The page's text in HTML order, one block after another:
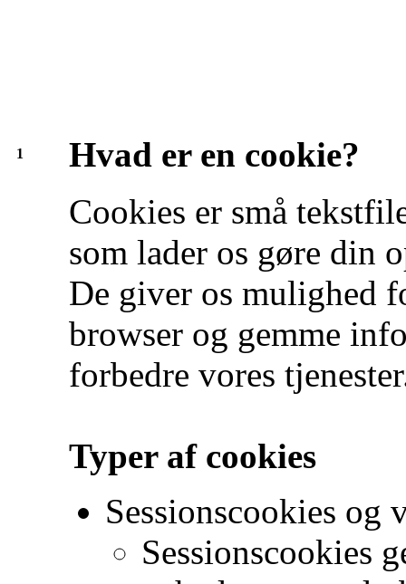
1
Hvad er en cookie?
Cookies er små
som lader os gøre din
De giver os mulighed
browser og gemme
forbedre vores
Typer af cookies
Sessionscookies og
Sessionscookies